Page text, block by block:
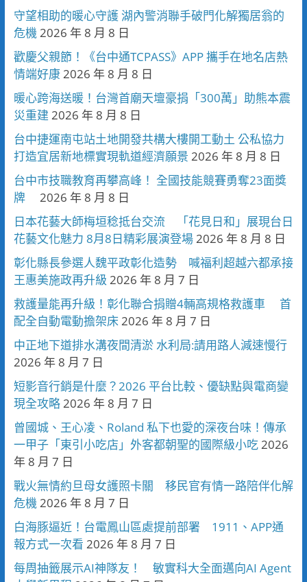
守望相助的暖心守護 湖內警消聯手破門化解獨居翁的
危機 2026 年 8 月 8 日
歡慶父親節！《台中通TCPASS》APP 攜手在地名店熱
情端好康 2026 年 8 月 8 日
暖心跨海送暖！台灣首廟天壇豪捐「300萬」助熊本震
災重建 2026 年 8 月 8 日
台中捷運南屯站土地開發共構大樓開工動土 公私協力
打造宜居新地標實現軌道經濟願景 2026 年 8 月 8 日
台中市技職教育再攀高峰！ 全國技能競賽勇奪23面獎
牌
2026 年 8 月 8 日
日本花藝大師梅垣稔抵台交流 「花見日和」展現台日
花藝文化魅力 8月8日精彩展演登場 2026 年 8 月 8 日
彰化縣長參選人魏平政彰化造勢 喊福利超越六都承接
王惠美施政再升級 2026 年 8 月 7 日
救護量能再升級！彰化聯合捐贈4輛高規格救護車 首
配全自動電動擔架床 2026 年 8 月 7 日
中正地下道排水溝夜間清淤 水利局:請用路人減速慢行
2026 年 8 月 7 日
短影音行銷是什麼？2026 平台比較、優缺點與電商變
現全攻略 2026 年 8 月 7 日
曾國城、王心凌、Roland 私下也愛的深夜台味！傳承
一甲子「東引小吃店」外客都朝聖的國際級小吃 2026
年 8 月 7 日
戰火無情約旦母女護照卡關 移民官有情一路陪伴化解
危機 2026 年 8 月 7 日
白海豚逼近！台電鳳山區處提前部署 1911、APP通
報方式一次看 2026 年 8 月 7 日
每周抽籤展示AI神隊友！ 敏實科大全面邁向AI Agent